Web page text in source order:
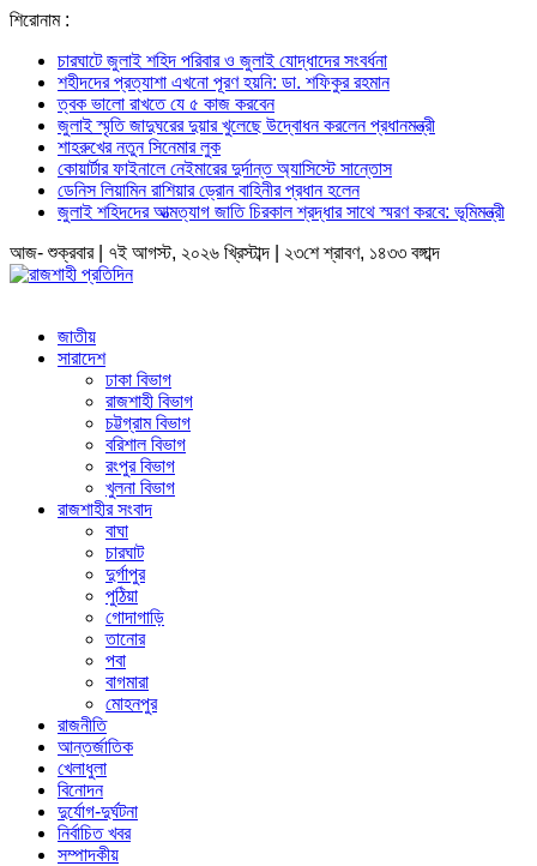
শিরোনাম :
চারঘাটে জুলাই শহিদ পরিবার ও জুলাই যোদ্ধাদের সংবর্ধনা
শহীদদের প্রত্যাশা এখনো পূরণ হয়নি: ডা. শফিকুর রহমান
ত্বক ভালো রাখতে যে ৫ কাজ করবেন
জুলাই স্মৃতি জাদুঘরের দুয়ার খুলেছে উদ্বোধন করলেন প্রধানমন্ত্রী
শাহরুখের নতুন সিনেমার লুক
কোয়ার্টার ফাইনালে নেইমারের দুর্দান্ত অ্যাসিস্টে সান্তোস
ডেনিস লিয়ামিন রাশিয়ার ড্রোন বাহিনীর প্রধান হলেন
জুলাই শহিদদের আত্মত্যাগ জাতি চিরকাল শ্রদ্ধার সাথে স্মরণ করবে: ভূমিমন্ত্রী
আজ- শুক্রবার | ৭ই আগস্ট, ২০২৬ খ্রিস্টাব্দ | ২৩শে শ্রাবণ, ১৪৩৩ বঙ্গাব্দ
জাতীয়
সারাদেশ
ঢাকা বিভাগ
রাজশাহী বিভাগ
চট্টগ্রাম বিভাগ
বরিশাল বিভাগ
রংপুর বিভাগ
খুলনা বিভাগ
রাজশাহীর সংবাদ
বাঘা
চারঘাট
দুর্গাপুর
পুঠিয়া
গোদাগাড়ি
তানোর
পবা
বাগমারা
মোহনপুর
রাজনীতি
আন্তর্জাতিক
খেলাধুলা
বিনোদন
দুর্যোগ-দুর্ঘটনা
নির্বাচিত খবর
সম্পাদকীয়